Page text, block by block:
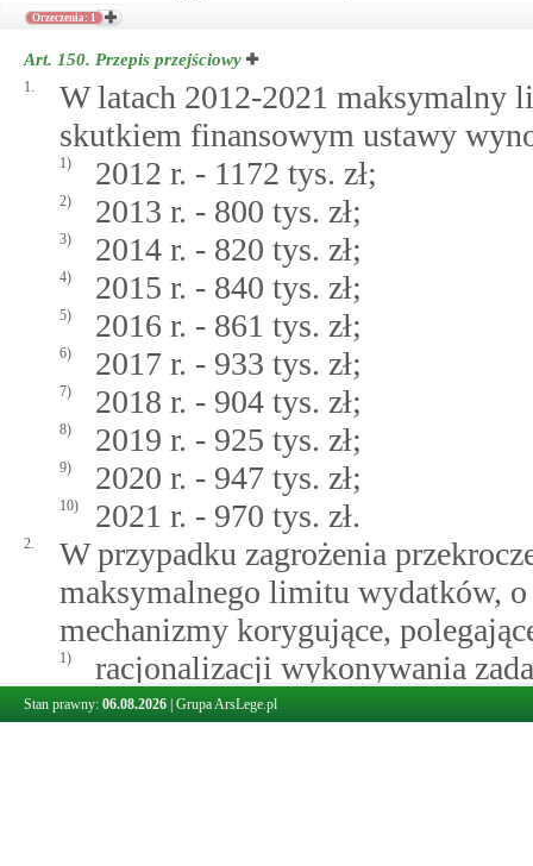
Orzeczenia: 1
Art. 150. Przepis przejściowy
1.
W latach 2012-2021 maksymalny
skutkiem finansowym ustawy
1) 2012 r. - 1172 tys. zł;
2) 2013 r. - 800 tys. zł;
3) 2014 r. - 820 tys. zł;
4) 2015 r. - 840 tys. zł;
5) 2016 r. - 861 tys. zł;
6) 2017 r. - 933 tys. zł;
7) 2018 r. - 904 tys. zł;
8) 2019 r. - 925 tys. zł;
9) 2020 r. - 947 tys. zł;
10) 2021 r. - 970 tys. zł.
2.
W przypadku zagrożenia
maksymalnego limitu wydatków,
mechanizmy korygujące,
1) racjonalizacji wykonywania
obniżeniu kosztów
Stan prawny: 06.08.2026 Grupa ArsLege.pl